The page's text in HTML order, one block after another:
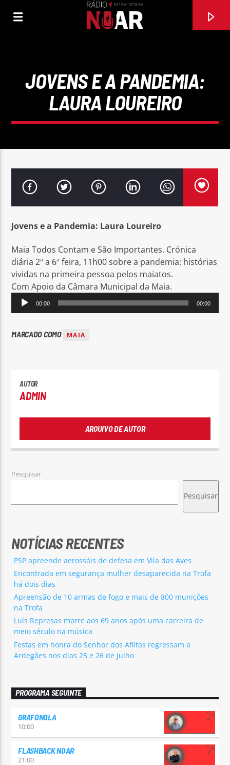
FAIXA ATUAL
JOHNNY ABREU
Rádio No ar
JOVENS E A PANDEMIA:
LAURA LOUREIRO
Jovens e a Pandemia: Laura Loureiro
Maia Todos Contam e São Importantes. Crónica
diária 2ª a 6ª feira, 11h00 sobre a pandemia: histórias
vividas na primeira pessoa pelos maiatos.
Com Apoio da Câmara Municipal da Maia.
Reprodutor
de
00:00 00:00
MARCADO COMO MAIA
AUTOR
ADMIN
ARQUIVO DE AUTOR
Pesquisar
Pesquisar
NOTÍCIAS RECENTES
PSP apreende aerossóis de defesa em Vila das Aves
Encontrada em segurança mulher desaparecida na Trofa
há dois dias
Apreensão de 10 armas de fogo e mais de 800 munições
na Trofa
Luís Represas morre aos 69 anos após uma carreira de
meio século na música
Festas em honra do Senhor dos Aflitos regressam a
Ardegães nos dias 25 e 26 de julho
PROGRAMA SEGUINTE
GRAFONOLA
10:00
FLASHBACK NOAR
21:00